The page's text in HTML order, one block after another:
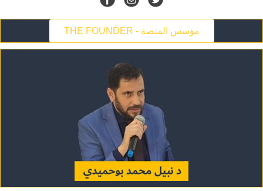
THE FOUNDER - مؤسس المنصة